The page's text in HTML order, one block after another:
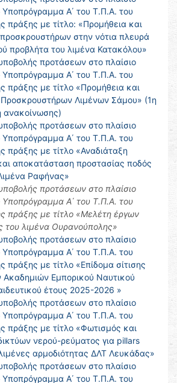
Υποπρόγραμμα Α΄ του Τ.Π.Α. του
πράξης με τίτλο: «Προμήθεια και
στην νότια πλευρά
προβλήτα του λιμένα Κατακόλου»
προτάσεων στο πλαίσιο
Υποπρόγραμμα Α΄ του Τ.Π.Α. του
πράξης με τίτλο «Προμήθεια και
Λιμένων Σάμου» (1η
ανακοίνωσης)
προτάσεων στο πλαίσιο
Υποπρόγραμμα Α΄ του Τ.Π.Α. του
πράξης με τίτλο «Αναδιάταξη
αποκατάσταση προστασίας ποδός
Ραφήνας»
προτάσεων στο πλαίσιο
Υποπρόγραμμα Α΄ του Τ.Π.Α. του
πράξης με τίτλο «Μελέτη έργων
του λιμένα Ουρανούπολης»
προτάσεων στο πλαίσιο
Υποπρόγραμμα Α΄ του Τ.Π.Α. του
με τίτλο «Επίδομα σίτισης
Εμπορικού Ναυτικού
έτους 2025-2026 »
προτάσεων στο πλαίσιο
Υποπρόγραμμα Α΄ του Τ.Π.Α. του
πράξης με τίτλο «Φωτισμός και
νερού-ρεύματος για pillars
αρμοδιότητας ΔΛΤ Λευκάδας»
προτάσεων στο πλαίσιο
Υποπρόγραμμα Α΄ του Τ.Π.Α. του